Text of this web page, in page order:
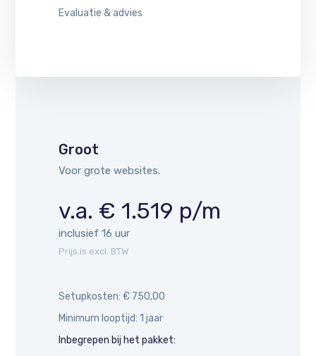
Evaluatie & advies
Groot
Voor grote websites.
v.a. € 1.519 p/m
inclusief 16 uur
Prijs is excl. BTW
Setupkosten: € 750,00
Minimum looptijd: 1 jaar
Inbegrepen bij het pakket: